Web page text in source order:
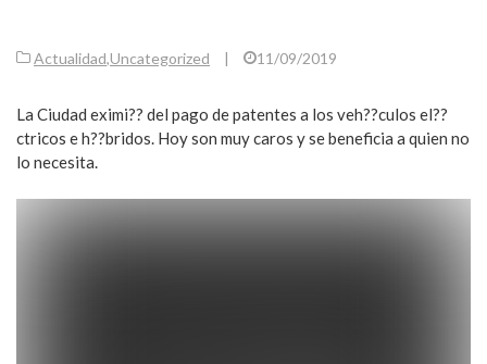
Actualidad,Uncategorized | 11/09/2019
La Ciudad eximi?? del pago de patentes a los veh??culos el??
ctricos e h??bridos. Hoy son muy caros y se beneficia a quien no
lo necesita.